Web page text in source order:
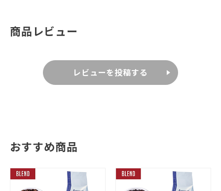
商品レビュー
レビューを投稿する
おすすめ商品